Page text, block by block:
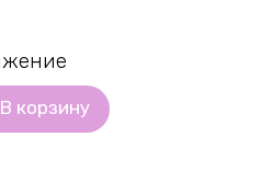
В корзину